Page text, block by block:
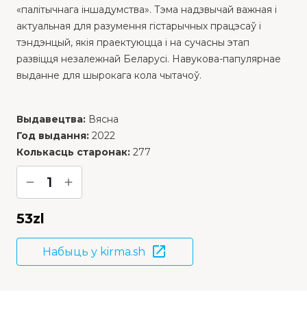
«палітычнага іншадумства». Тэма надзвычай важная і
актуальная для разумення гістарычных працэсаў і
тэндэнцый, якія праектуюцца і на сучасны этап
развіцця незалежнай Беларусі. Навукова-папулярнае
выданне для шырокага кола чытачоў.
Выдавецтва: Вясна
Год выдання: 2022
Колькасць старонак: 277
1
53zl
Набыць у kirma.sh